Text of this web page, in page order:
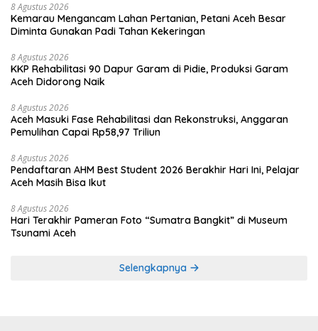
8 Agustus 2026
Kemarau Mengancam Lahan Pertanian, Petani Aceh Besar
Diminta Gunakan Padi Tahan Kekeringan
8 Agustus 2026
KKP Rehabilitasi 90 Dapur Garam di Pidie, Produksi Garam
Aceh Didorong Naik
8 Agustus 2026
Aceh Masuki Fase Rehabilitasi dan Rekonstruksi, Anggaran
Pemulihan Capai Rp58,97 Triliun
8 Agustus 2026
Pendaftaran AHM Best Student 2026 Berakhir Hari Ini, Pelajar
Aceh Masih Bisa Ikut
8 Agustus 2026
Hari Terakhir Pameran Foto “Sumatra Bangkit” di Museum
Tsunami Aceh
Selengkapnya